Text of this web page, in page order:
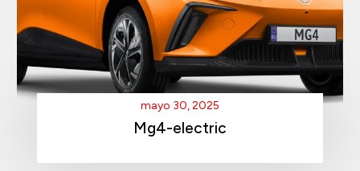
mayo 30, 2025
Mg4-electric